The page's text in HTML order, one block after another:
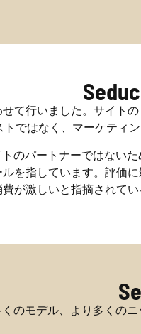
て行いました。サイト
ではなく、マーケティ
のパートナーではない
を指しています。評価に
が激しいと指摘されてい
のモデル、より多くの